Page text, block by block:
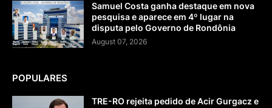
Samuel Costa ganha destaque em nova
pesquisa e aparece em 4º lugar na
disputa pelo Governo de Rondônia
August 07, 2026
POPULARES
TRE-RO rejeita pedido de Acir Gurgacz e